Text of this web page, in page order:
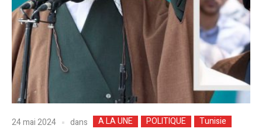
24 mai 2024 dans A LA UNE POLITIQUE Tunisie